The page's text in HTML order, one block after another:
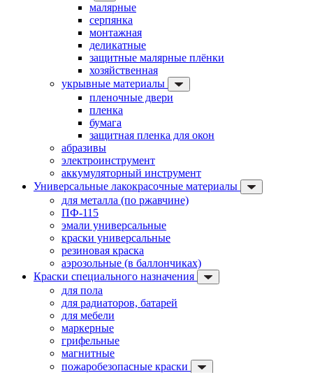
малярные
серпянка
монтажная
деликатные
защитные малярные плёнки
хозяйственная
укрывные материалы
пленочные двери
пленка
бумага
защитная пленка для окон
абразивы
электроинструмент
аккумуляторный инструмент
Универсальные лакокрасочные материалы
для металла (по ржавчине)
ПФ-115
эмали универсальные
краски универсальные
резиновая краска
аэрозольные (в баллончиках)
Краски специального назначения
для пола
для радиаторов, батарей
для мебели
маркерные
грифельные
магнитные
пожаробезопасные краски